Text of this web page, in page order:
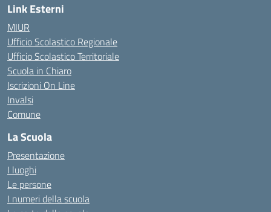
Link Esterni
MIUR
Ufficio Scolastico Regionale
Ufficio Scolastico Territoriale
Scuola in Chiaro
Iscrizioni On Line
Invalsi
Comune
La Scuola
Presentazione
I luoghi
Le persone
I numeri della scuola